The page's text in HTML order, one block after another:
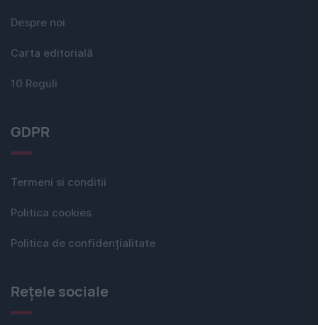
Despre noi
Carta editorială
10 Reguli
GDPR
Termeni si conditii
Politica cookies
Politica de confidențialitate
Rețele sociale